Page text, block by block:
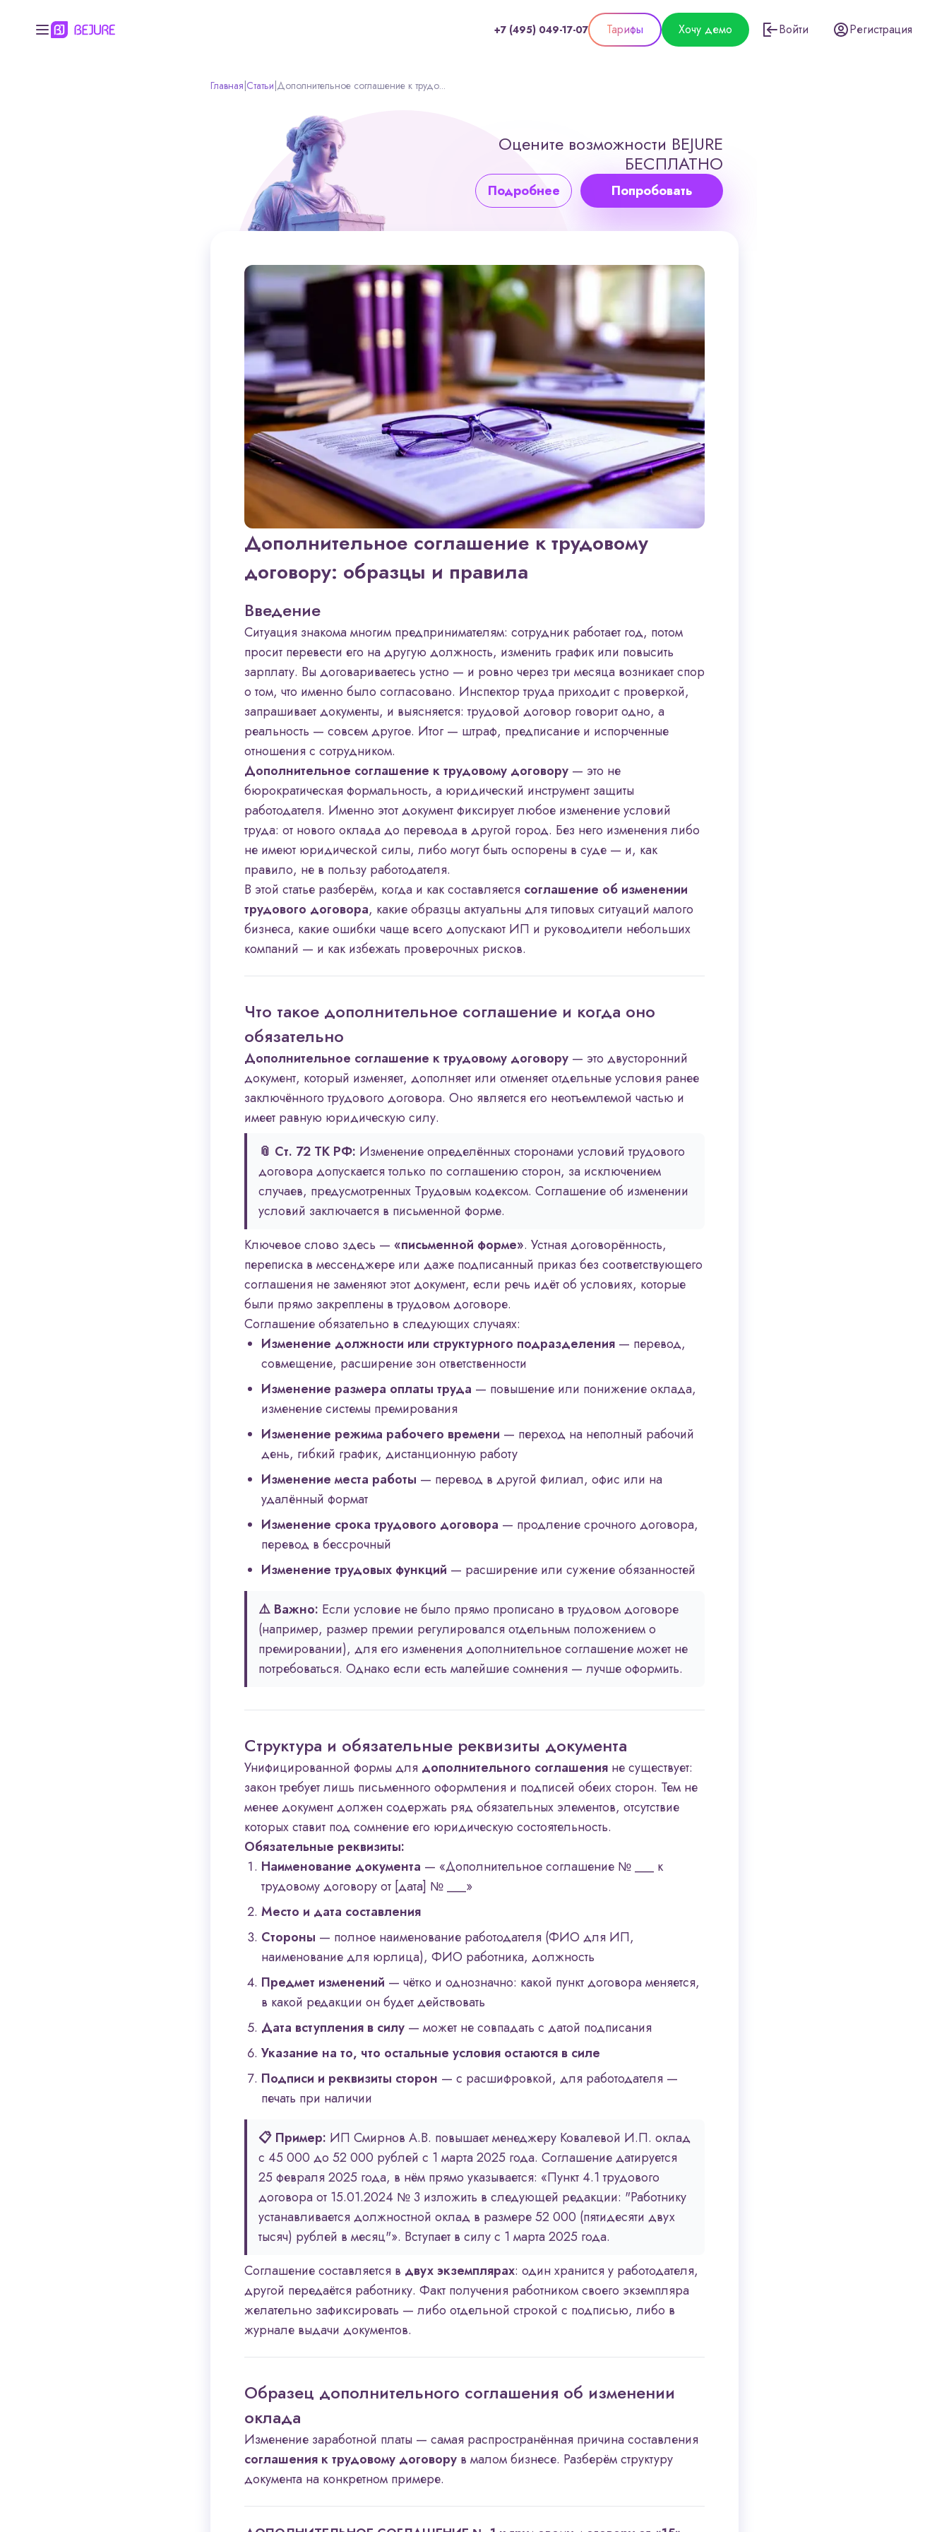
+7 (495) 049-17-07 Тарифы Хочу демо Войти Регистрация
Главная Статьи Дополнительное соглашение к трудо...
Оцените возможности BEJURE
БЕСПЛАТНО
Подробнее Попробовать
Дополнительное соглашение к трудовому
договору: образцы и правила
Введение
Ситуация знакома многим предпринимателям: сотрудник работает год, потом
просит перевести его на другую должность, изменить график или повысить
зарплату. Вы договариваетесь устно — и ровно через три месяца возникает спор
о том, что именно было согласовано. Инспектор труда приходит с проверкой,
запрашивает документы, и выясняется: трудовой договор говорит одно, а
реальность — совсем другое. Итог — штраф, предписание и испорченные
отношения с сотрудником.
Дополнительное соглашение к трудовому договору — это не
бюрократическая формальность, а юридический инструмент защиты
работодателя. Именно этот документ фиксирует любое изменение условий
труда: от нового оклада до перевода в другой город. Без него изменения либо
не имеют юридической силы, либо могут быть оспорены в суде — и, как
правило, не в пользу работодателя.
В этой статье разберём, когда и как составляется соглашение об изменении
трудового договора, какие образцы актуальны для типовых ситуаций малого
бизнеса, какие ошибки чаще всего допускают ИП и руководители небольших
компаний — и как избежать проверочных рисков.
Что такое дополнительное соглашение и когда оно
обязательно
Дополнительное соглашение к трудовому договору — это двусторонний
документ, который изменяет, дополняет или отменяет отдельные условия ранее
заключённого трудового договора. Оно является его неотъемлемой частью и
имеет равную юридическую силу.
📎 Ст. 72 ТК РФ: Изменение определённых сторонами условий трудового
договора допускается только по соглашению сторон, за исключением
случаев, предусмотренных Трудовым кодексом. Соглашение об изменении
условий заключается в письменной форме.
Ключевое слово здесь — «письменной форме». Устная договорённость,
переписка в мессенджере или даже подписанный приказ без соответствующего
соглашения не заменяют этот документ, если речь идёт об условиях, которые
были прямо закреплены в трудовом договоре.
Соглашение обязательно в следующих случаях:
Изменение должности или структурного подразделения — перевод,
совмещение, расширение зон ответственности
Изменение размера оплаты труда — повышение или понижение оклада,
изменение системы премирования
Изменение режима рабочего времени — переход на неполный рабочий
день, гибкий график, дистанционную работу
Изменение места работы — перевод в другой филиал, офис или на
удалённый формат
Изменение срока трудового договора — продление срочного договора,
перевод в бессрочный
Изменение трудовых функций — расширение или сужение обязанностей
⚠️ Важно: Если условие не было прямо прописано в трудовом договоре
(например, размер премии регулировался отдельным положением о
премировании), для его изменения дополнительное соглашение может не
потребоваться. Однако если есть малейшие сомнения — лучше оформить.
Структура и обязательные реквизиты документа
Унифицированной формы для дополнительного соглашения не существует:
закон требует лишь письменного оформления и подписей обеих сторон. Тем не
менее документ должен содержать ряд обязательных элементов, отсутствие
которых ставит под сомнение его юридическую состоятельность.
Обязательные реквизиты:
Наименование документа — «Дополнительное соглашение № ___ к
трудовому договору от [дата] № ___»
Место и дата составления
Стороны — полное наименование работодателя (ФИО для ИП,
наименование для юрлица), ФИО работника, должность
Предмет изменений — чётко и однозначно: какой пункт договора меняется,
в какой редакции он будет действовать
Дата вступления в силу — может не совпадать с датой подписания
Указание на то, что остальные условия остаются в силе
Подписи и реквизиты сторон — с расшифровкой, для работодателя —
печать при наличии
📋 Пример: ИП Смирнов А.В. повышает менеджеру Ковалевой И.П. оклад
с 45 000 до 52 000 рублей с 1 марта 2025 года. Соглашение датируется
25 февраля 2025 года, в нём прямо указывается: «Пункт 4.1 трудового
договора от 15.01.2024 № 3 изложить в следующей редакции: "Работнику
устанавливается должностной оклад в размере 52 000 (пятидесяти двух
тысяч) рублей в месяц"». Вступает в силу с 1 марта 2025 года.
Соглашение составляется в двух экземплярах: один хранится у работодателя,
другой передаётся работнику. Факт получения работником своего экземпляра
желательно зафиксировать — либо отдельной строкой с подписью, либо в
журнале выдачи документов.
Образец дополнительного соглашения об изменении
оклада
Изменение заработной платы — самая распространённая причина составления
соглашения к трудовому договору в малом бизнесе. Разберём структуру
документа на конкретном примере.